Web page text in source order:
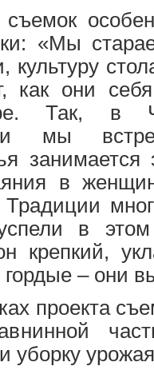
съемок
«Мы
культуру
как они
Так, в
мы
в
в
крепкий,
– они
проекта
уборку